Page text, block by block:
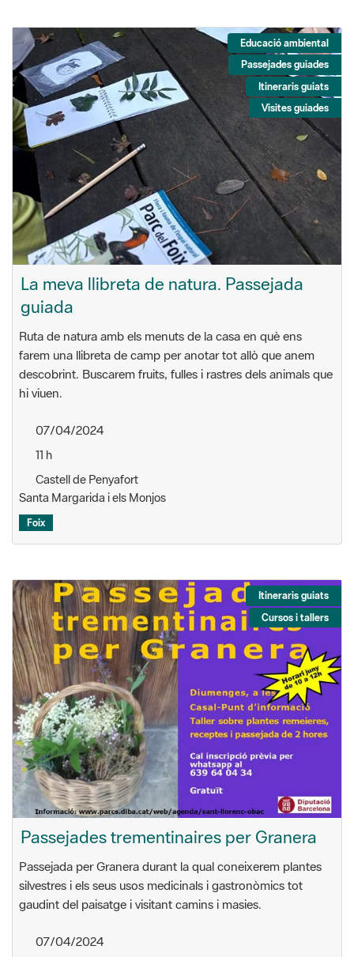
Educació ambiental
Passejades guiades
Itineraris guiats
Visites guiades
La meva llibreta de natura. Passejada
guiada
Ruta de natura amb els menuts de la casa en què ens
farem una llibreta de camp per anotar tot allò que anem
descobrint. Buscarem fruits, fulles i rastres dels animals que
hi viuen.
07/04/2024
11 h
Castell de Penyafort
Santa Margarida i els Monjos
Foix
Itineraris guiats
Cursos i tallers
Passejades trementinaires per Granera
Passejada per Granera durant la qual coneixerem plantes
silvestres i els seus usos medicinals i gastronòmics tot
gaudint del paisatge i visitant camins i masies.
07/04/2024